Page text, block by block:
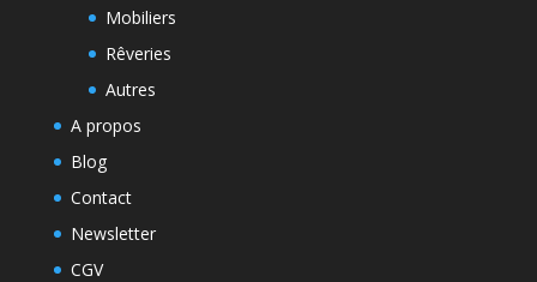
Mobiliers
Rêveries
Autres
A propos
Blog
Contact
Newsletter
CGV